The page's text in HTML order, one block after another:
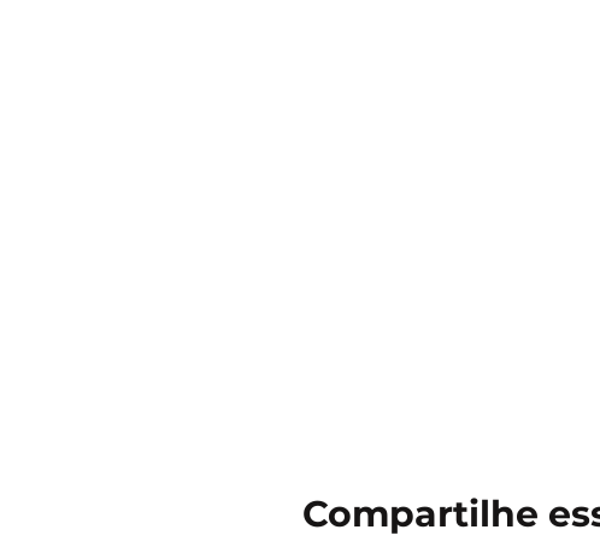
Compartilhe